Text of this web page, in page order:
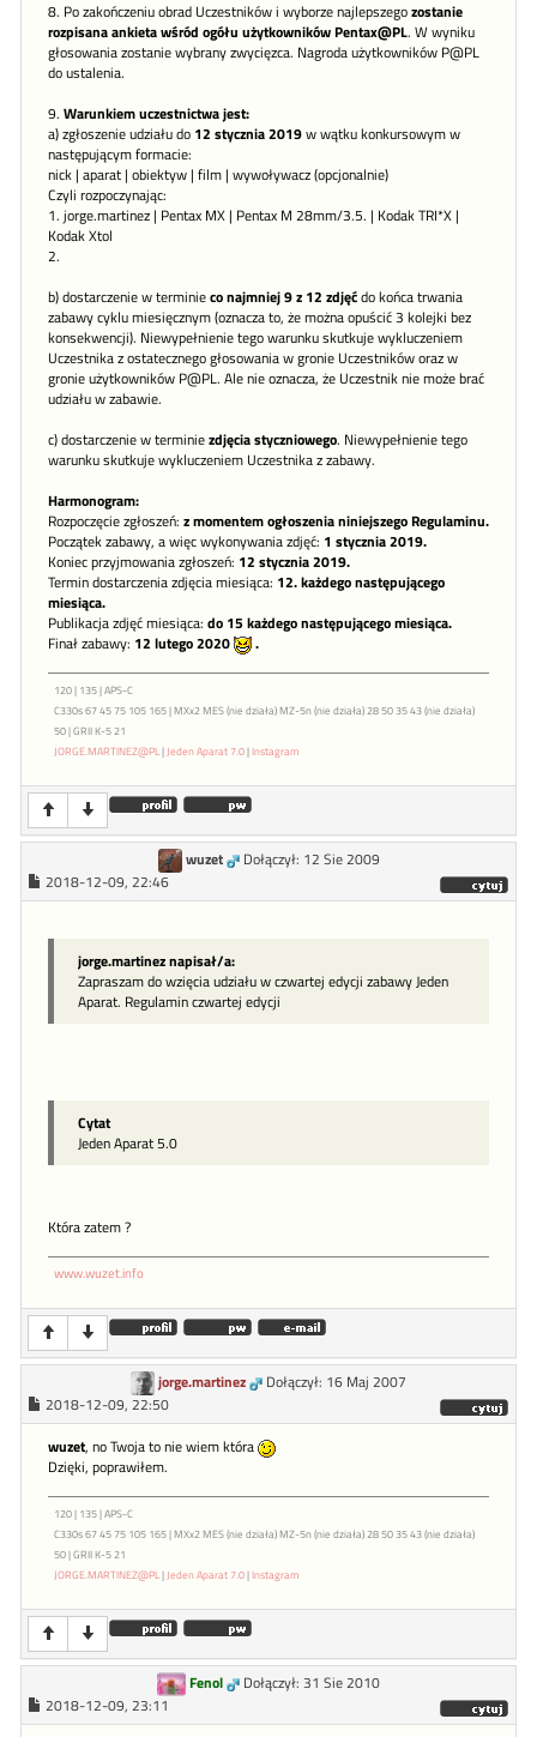
8. Po zakończeniu obrad Uczestników i wyborze najlepszegozostanie
rozpisana ankieta wśród ogółu użytkowników Pentax@PL. W wyniku
głosowania zostanie wybrany zwycięzca. Nagroda użytkowników P@PL
do ustalenia.
9. Warunkiem uczestnictwa jest:
a) zgłoszenie udziału do 12 stycznia 2019w wątku konkursowym w
następującym formacie:
nick | aparat | obiektyw | film | wywoływacz (opcjonalnie)
Czyli rozpoczynając:
1. jorge.martinez | Pentax MX | Pentax M 28mm/3.5. | Kodak TRI*X |
Kodak Xtol
2.
b) dostarczenie w terminieco najmniej 9 z 12 zdjęćdo końca trwania
zabawy cyklu miesięcznym (oznacza to, że można opuścić 3 kolejki bez
konsekwencji). Niewypełnienie tego warunku skutkuje wykluczeniem
Uczestnika z ostatecznego głosowania w gronie Uczestników oraz w
gronie użytkowników P@PL. Ale nie oznacza, że Uczestnik nie może brać
udziału w zabawie.
c) dostarczenie w terminiezdjęcia styczniowego. Niewypełnienie tego
warunku skutkuje wykluczeniem Uczestnika z zabawy.
Harmonogram:
Rozpoczęcie zgłoszeń: z momentem ogłoszenia niniejszego Regulaminu.
Początek zabawy, a więc wykonywania zdjęć: 1 stycznia 2019.
Koniec przyjmowania zgłoszeń: 12 stycznia 2019.
Termin dostarczenia zdjęcia miesiąca: 12. każdego następującego
miesiąca.
Publikacja zdjęć miesiąca: do 15 każdego następującego miesiąca.
Finał zabawy: 12 lutego 2020 .
120 | 135 | APS-C
C330s 67 45 75 105 165 | MXx2 MES (nie działa) MZ-5n (nie działa) 28 50 35 43 (nie działa)
50 | GRII K-5 21
JORGE.MARTINEZ@PL| Jeden Aparat 7.0|Instagram
wuzet
Dołączył: 12 Sie 2009
2018-12-09, 22:46
jorge.martinez napisał/a:
Zapraszam do wzięcia udziału w czwartej edycji zabawy Jeden
Aparat. Regulamin czwartej edycji
Cytat
Jeden Aparat 5.0
Która zatem ?
www.wuzet.info
jorge.martinez
Dołączył: 16 Maj 2007
2018-12-09, 22:50
wuzet, no Twoja to nie wiem która
Dzięki, poprawiłem.
120 | 135 | APS-C
C330s 67 45 75 105 165 | MXx2 MES (nie działa) MZ-5n (nie działa) 28 50 35 43 (nie działa)
50 | GRII K-5 21
JORGE.MARTINEZ@PL| Jeden Aparat 7.0|Instagram
Fenol
Dołączył: 31 Sie 2010
2018-12-09, 23:11